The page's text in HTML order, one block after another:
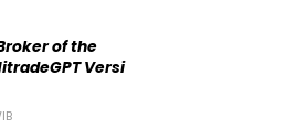
of the
Versi